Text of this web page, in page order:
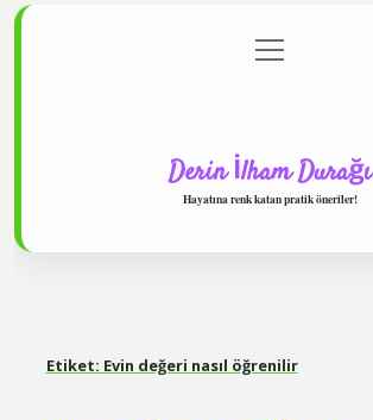
Gizlilik Politikası
menüyü
aç
Derin İlham Durağı
Hayatına renk katan pratik öneriler!
Etiket: Evin değeri nasıl öğrenilir